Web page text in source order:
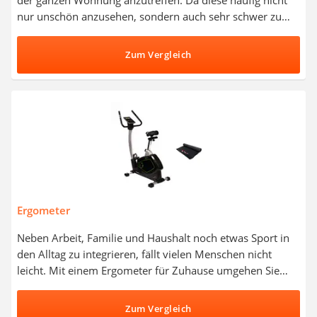
nur unschön anzusehen, sondern auch sehr schwer zu
kosten. Mit einem passenden Tierhaarstaubsauger
können Sie Abhilfe schaffen und Ihre Couch vom Pelz
entfernen. Tierhaarstaubsauger-Tests schätzen
als sehr effektiv ein. Wählen Sie jetzt einen
Tierhaarstaubsauger aus unserer Vergleichstabelle,
welcher dank großem Fassungsvermögen besonders viele
Haare aufnehmen kann.
Zum Vergleich
Ergometer
Neben Arbeit, Familie und Haushalt noch etwas Sport in
den Alltag zu integrieren, fällt vielen Menschen nicht
leicht. Mit einem Ergometer für Zuhause umgehen Sie
Wetter zählt dann auch nicht mehr als Ausrede.
Zum Vergleich